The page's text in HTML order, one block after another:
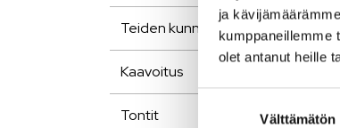
ja
kumppaneillemme
olet antanut heille
Suostumuksen
Välttämätön
Teiden kunnossapito
Kaavoitus
Tontit